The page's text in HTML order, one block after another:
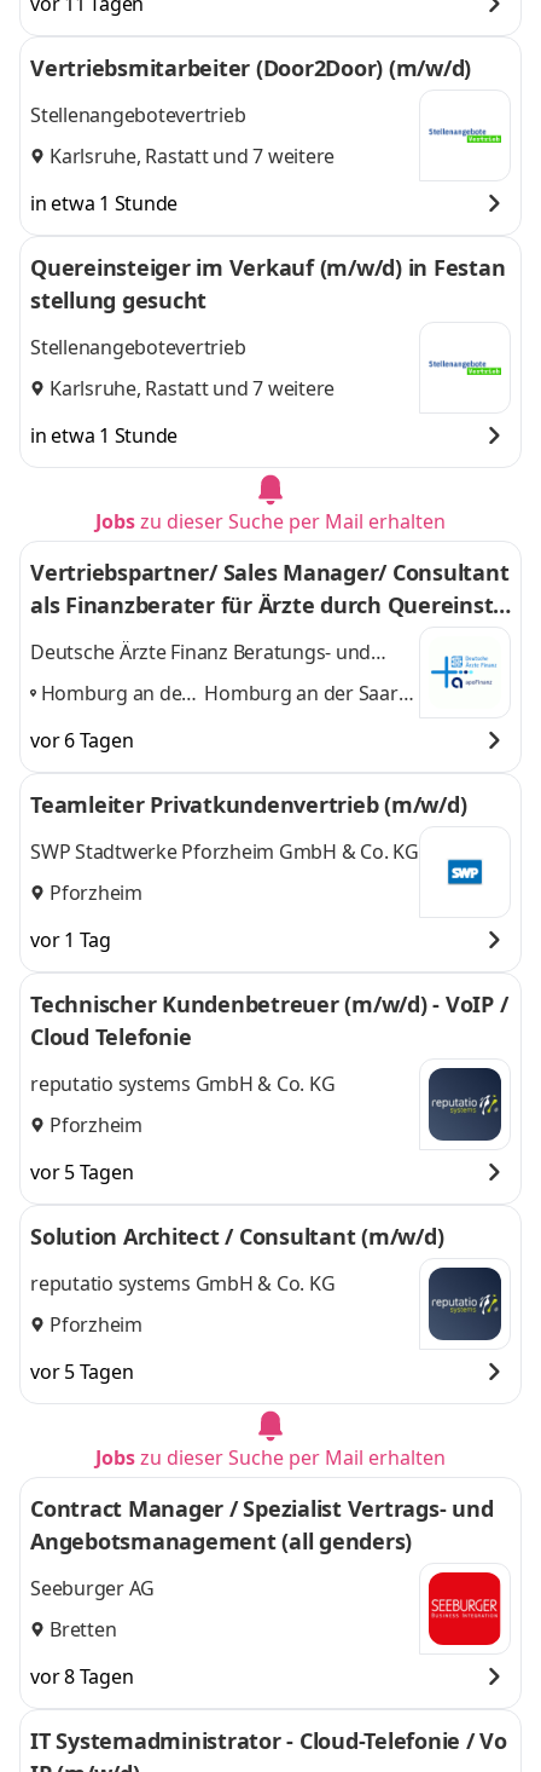
Vertriebsmitarbeiter (Door2Door) (m/w/d)
Stellenangebotevertrieb
Karlsruhe, Rastattund 7 weitere
in etwa 1 Stunde
Quereinsteiger im Verkauf (m/w/d) in Festan
stellung gesucht
Stellenangebotevertrieb
Karlsruhe, Rastattund 7 weitere
in etwa 1 Stunde
Jobszu dieser Suche per Mail erhalten
Vertriebspartner/ Sales Manager/ Consultant
als Finanzberater für Ärzte durch Quereinsti
eg (m/w/d)
Deutsche Ärzte Finanz Beratungs- und
Vermittlungs AG
Homburg an der
Karlsruhe,
Homburg an der Saar,
vor 6 Tagen
Teamleiter Privatkundenvertrieb (m/w/d)
SWP Stadtwerke Pforzheim GmbH & Co. KG
Pforzheim
vor 1 Tag
Technischer Kundenbetreuer (m/w/d) - VoIP /
Cloud Telefonie
reputatio systems GmbH & Co. KG
Pforzheim
vor 5 Tagen
Solution Architect / Consultant (m/w/d)
reputatio systems GmbH & Co. KG
Pforzheim
vor 5 Tagen
Jobszu dieser Suche per Mail erhalten
Contract Manager / Spezialist Vertrags- und
Angebotsmanagement (all genders)
Seeburger AG
Bretten
vor 8 Tagen
IT Systemadministrator - Cloud-Telefonie / Vo